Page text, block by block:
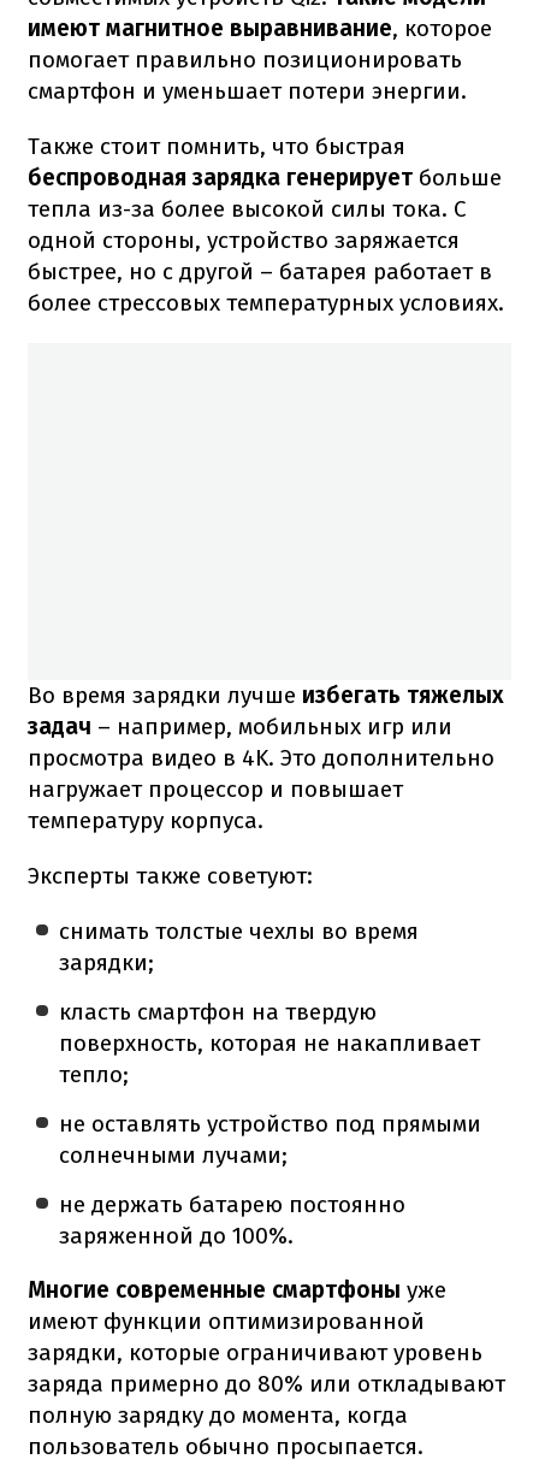
имеют магнитное выравнивание, которое
помогает правильно позиционировать
смартфон и уменьшает потери энергии.
Также стоит помнить, что быстрая
беспроводная зарядка генерирует больше
тепла из-за более высокой силы тока. С
одной стороны, устройство заряжается
быстрее, но с другой – батарея работает в
более стрессовых температурных условиях.
Во время зарядки лучше избегать тяжелых
задач – например, мобильных игр или
просмотра видео в 4K. Это дополнительно
нагружает процессор и повышает
температуру корпуса.
Эксперты также советуют:
снимать толстые чехлы во время
зарядки;
класть смартфон на твердую
поверхность, которая не накапливает
тепло;
не оставлять устройство под прямыми
солнечными лучами;
не держать батарею постоянно
заряженной до 100%.
Многие современные смартфоны уже
имеют функции оптимизированной
зарядки, которые ограничивают уровень
заряда примерно до 80% или откладывают
полную зарядку до момента, когда
пользователь обычно просыпается.